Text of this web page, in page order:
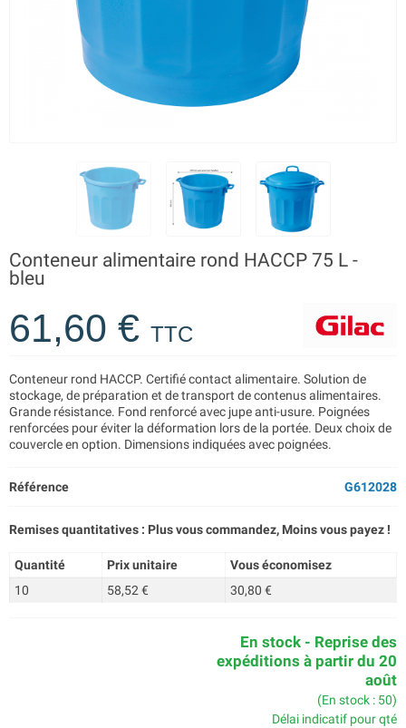
Conteneur alimentaire rond HACCP 75 L -
bleu
61,60 € TTC
Conteneur rond HACCP. Certifié contact alimentaire. Solution de
stockage, de préparation et de transport de contenus alimentaires.
Grande résistance. Fond renforcé avec jupe anti-usure. Poignées
renforcées pour éviter la déformation lors de la portée. Deux choix de
couvercle en option. Dimensions indiquées avec poignées.
Référence G612028
Remises quantitatives : Plus vous commandez, Moins vous payez !
Quantité Prix unitaire
Vous économisez
10
58,52 € 30,80 €
En stock - Reprise des
expéditions à partir du 20
août
(En stock : 50)
Délai indicatif pour qté